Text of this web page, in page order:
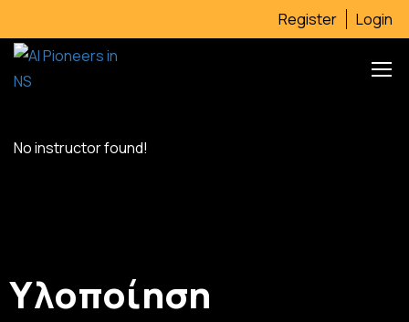
Register Login
No instructor found!
Υλοποίηση